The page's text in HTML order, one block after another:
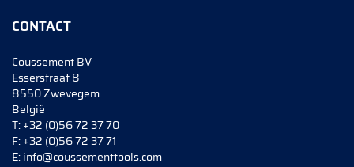
CONTACT
Coussement BV
Esserstraat 8
8550 Zwevegem
België
T:+32 (0)56 72 37 70
F:+32 (0)56 72 37 71
E:info@coussementtools.com